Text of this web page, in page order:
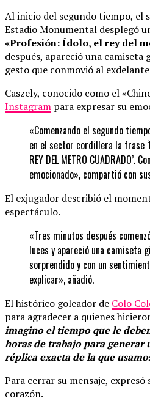
Al inicio del segundo tiempo, el
Estadio Monumental desplegó
«Profesión: Ídolo, el rey del
después, apareció una
gesto que conmovió al
Caszely, conocido como el
Instagram para expresar su
«Comenzando el segundo
en el sector cordillera la frase
REY DEL METRO CUADRADO’.
emocionado», compartió con
El exjugador describió el
espectáculo.
«Tres minutos después
luces y apareció una camiseta
sorprendido y con un
explicar», añadió.
El histórico goleador de Colo
para agradecer a quienes
imagino el tiempo que le
horas de trabajo para generar
réplica exacta de la que
Para cerrar su mensaje,
corazón.